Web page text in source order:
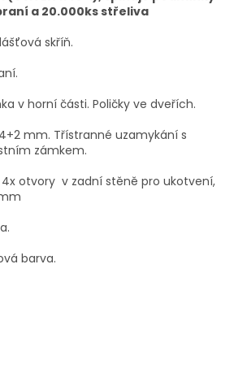
a 20.000ks střeliva
skříň.
v horní části. Poličky ve dveřích.
mm. Třístranné uzamykání s
zámkem.
otvory v zadní stěně pro ukotvení,
barva.